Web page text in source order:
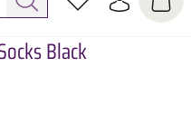
Black